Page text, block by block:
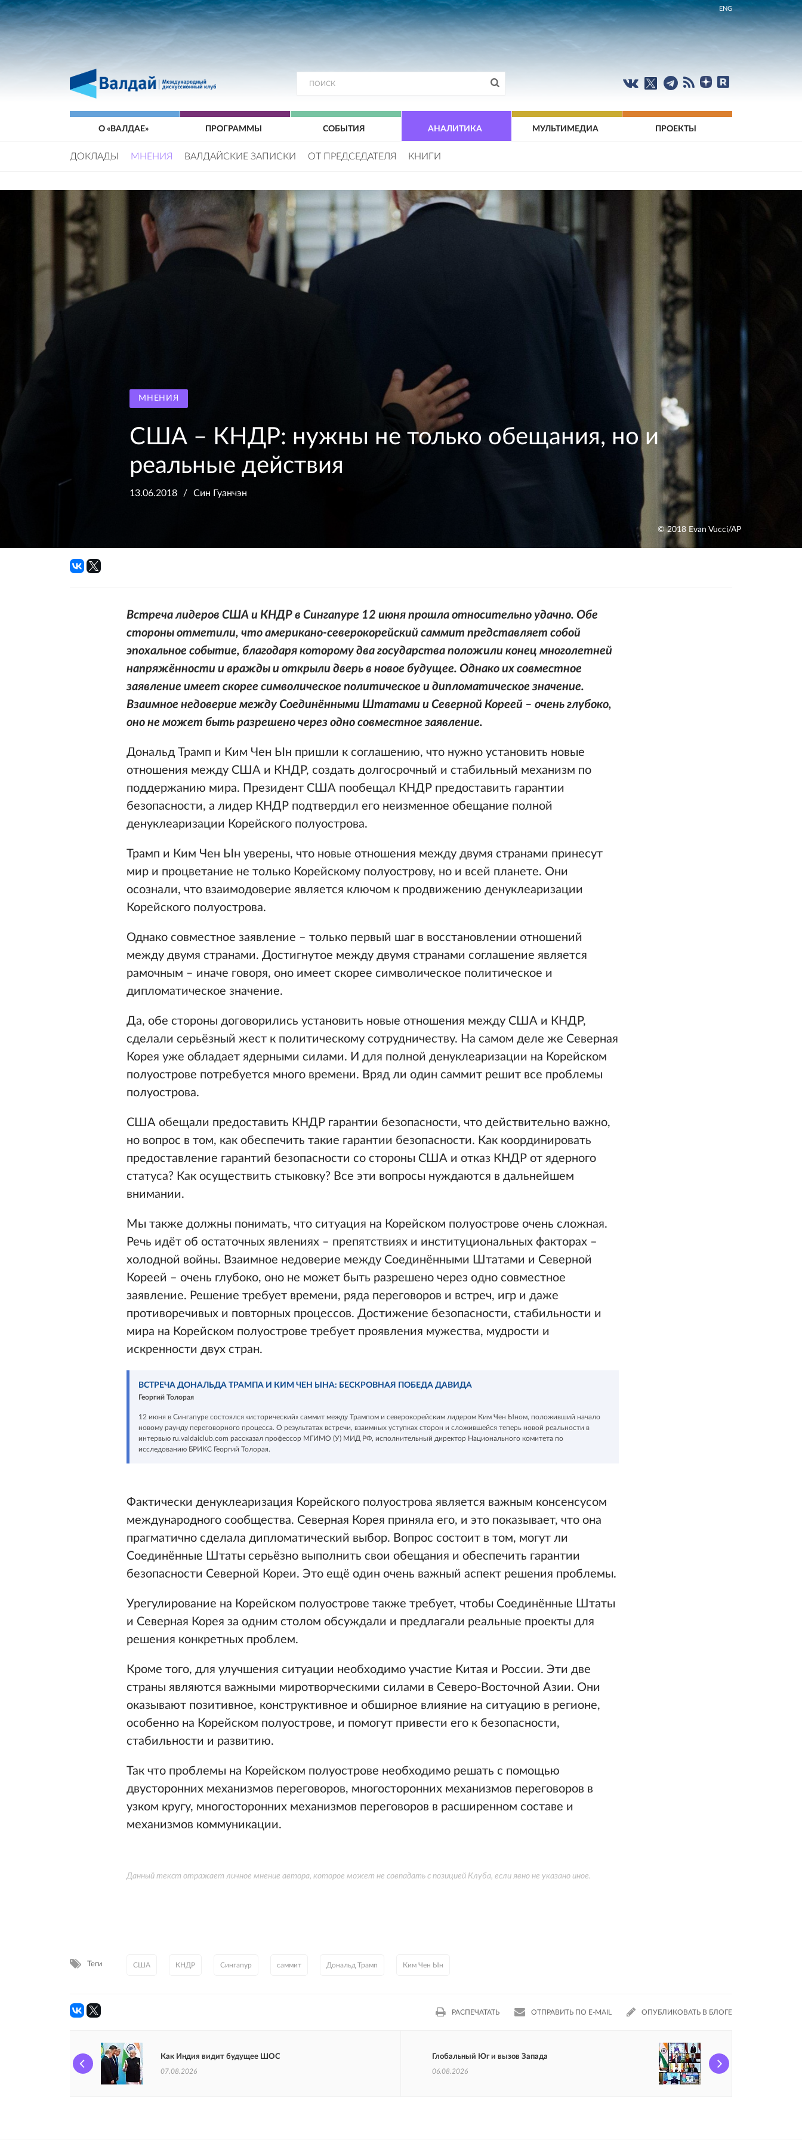
ENG
О «ВАЛДАЕ» ПРОГРАММЫ СОБЫТИЯ АНАЛИТИКА МУЛЬТИМЕДИА ПРОЕКТЫ
ДОКЛАДЫ МНЕНИЯ ВАЛДАЙСКИЕ ЗАПИСКИ ОТ ПРЕДСЕДАТЕЛЯ КНИГИ
МНЕНИЯ
США – КНДР: нужны не только обещания, но и
реальные действия
13.06.2018 Син Гуанчэн
© 2018 Evan Vucci/AP
Встреча лидеров США и КНДР в Сингапуре 12 июня прошла относительно удачно. Обе
стороны отметили, что американо-северокорейский саммит представляет собой
эпохальное событие, благодаря которому два государства положили конец многолетней
напряжённости и вражды и открыли дверь в новое будущее. Однако их совместное
заявление имеет скорее символическое политическое и дипломатическое значение.
Взаимное недоверие между Соединёнными Штатами и Северной Кореей – очень глубоко,
оно не может быть разрешено через одно совместное заявление.
Дональд Трамп и Ким Чен Ын пришли к соглашению, что нужно установить новые
отношения между США и КНДР, создать долгосрочный и стабильный механизм по
поддержанию мира. Президент США пообещал КНДР предоставить гарантии
безопасности, а лидер КНДР подтвердил его неизменное обещание полной
денуклеаризации Корейского полуострова.
Трамп и Ким Чен Ын уверены, что новые отношения между двумя странами принесут
мир и процветание не только Корейскому полуострову, но и всей планете. Они
осознали, что взаимодоверие является ключом к продвижению денуклеаризации
Корейского полуострова.
Однако совместное заявление – только первый шаг в восстановлении отношений
между двумя странами. Достигнутое между двумя странами соглашение является
рамочным – иначе говоря, оно имеет скорее символическое политическое и
дипломатическое значение.
Да, обе стороны договорились установить новые отношения между США и КНДР,
сделали серьёзный жест к политическому сотрудничеству. На самом деле же Северная
Корея уже обладает ядерными силами. И для полной денуклеаризации на Корейском
полуострове потребуется много времени. Вряд ли один саммит решит все проблемы
полуострова.
США обещали предоставить КНДР гарантии безопасности, что действительно важно,
но вопрос в том, как обеспечить такие гарантии безопасности. Как координировать
предоставление гарантий безопасности со стороны США и отказ КНДР от ядерного
статуса? Как осуществить стыковку? Все эти вопросы нуждаются в дальнейшем
внимании.
Мы также должны понимать, что ситуация на Корейском полуострове очень сложная.
Речь идёт об остаточных явлениях – препятствиях и институциональных факторах –
холодной войны. Взаимное недоверие между Соединёнными Штатами и Северной
Кореей – очень глубоко, оно не может быть разрешено через одно совместное
заявление. Решение требует времени, ряда переговоров и встреч, игр и даже
противоречивых и повторных процессов. Достижение безопасности, стабильности и
мира на Корейском полуострове требует проявления мужества, мудрости и
искренности двух стран.
ВСТРЕЧА ДОНАЛЬДА ТРАМПА И КИМ ЧЕН ЫНА: БЕСКРОВНАЯ ПОБЕДА ДАВИДА
Георгий Толорая
12 июня в Сингапуре состоялся «исторический» саммит между Трампом и северокорейским лидером Ким Чен Ыном, положивший начало
новому раунду переговорного процесса. О результатах встречи, взаимных уступках сторон и сложившейся теперь новой реальности в
интервью ru.valdaiclub.com рассказал профессор МГИМО (У) МИД РФ, исполнительный директор Национального комитета по
исследованию БРИКС Георгий Толорая.
Фактически денуклеаризация Корейского полуострова является важным консенсусом
международного сообщества. Северная Корея приняла его, и это показывает, что она
прагматично сделала дипломатический выбор. Вопрос состоит в том, могут ли
Соединённые Штаты серьёзно выполнить свои обещания и обеспечить гарантии
безопасности Северной Кореи. Это ещё один очень важный аспект решения проблемы.
Урегулирование на Корейском полуострове также требует, чтобы Соединённые Штаты
и Северная Корея за одним столом обсуждали и предлагали реальные проекты для
решения конкретных проблем.
Кроме того, для улучшения ситуации необходимо участие Китая и России. Эти две
страны являются важными миротворческими силами в Северо-Восточной Азии. Они
оказывают позитивное, конструктивное и обширное влияние на ситуацию в регионе,
особенно на Корейском полуострове, и помогут привести его к безопасности,
стабильности и развитию.
Так что проблемы на Корейском полуострове необходимо решать с помощью
двусторонних механизмов переговоров, многосторонних механизмов переговоров в
узком кругу, многосторонних механизмов переговоров в расширенном составе и
механизмов коммуникации.
Данный текст отражает личное мнение автора, которое может не совпадать с позицией Клуба, если явно не указано иное.
Теги США КНДР Сингапур саммит Дональд Трамп Ким Чен Ын
РАСПЕЧАТАТЬ ОТПРАВИТЬ ПО E-MAIL ОПУБЛИКОВАТЬ В БЛОГЕ
Как Индия видит будущее ШОС
07.08.2026
Глобальный Юг и вызов Запада
06.08.2026